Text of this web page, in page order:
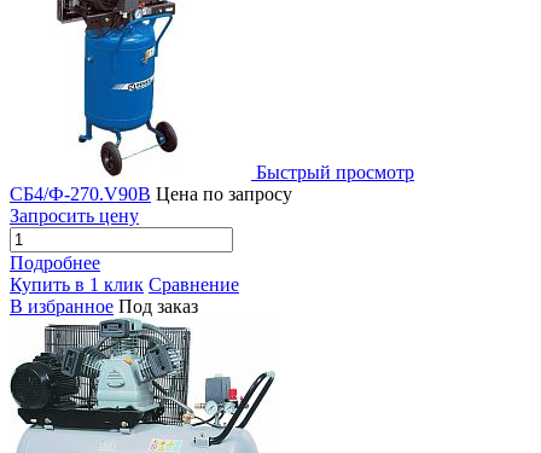
Быстрый просмотр
СБ4/Ф-270.V90B Цена по запросу
Запросить цену
Подробнее
Купить в 1 клик Сравнение
В избранное Под заказ